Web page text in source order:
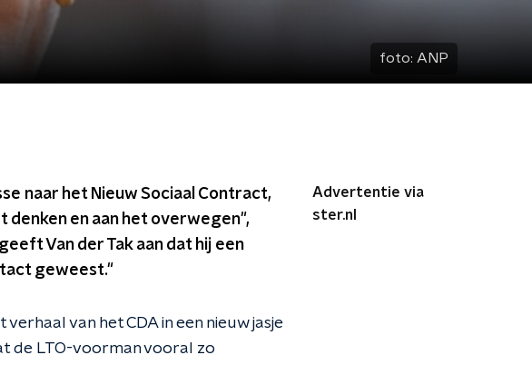
foto: ANP
naar het Nieuw Sociaal Contract,
en aan het overwegen",
Van der Tak aan dat hij een
geweest."
van het CDA in een nieuw jasje
de LTO-voorman vooral zo
Advertentie via
ster.nl